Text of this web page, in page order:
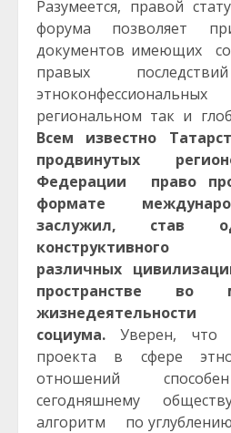
Разумеется, правой
форума позволяет
документов имеющих
правых
региональном так и
Всем известно
продвинутых
Федерации право
формате
заслужил, став
конструктивного
различных
пространстве во
социума. Уверен, что
проекта в сфере
отношений
сегодняшнему
алгоритм по углублению